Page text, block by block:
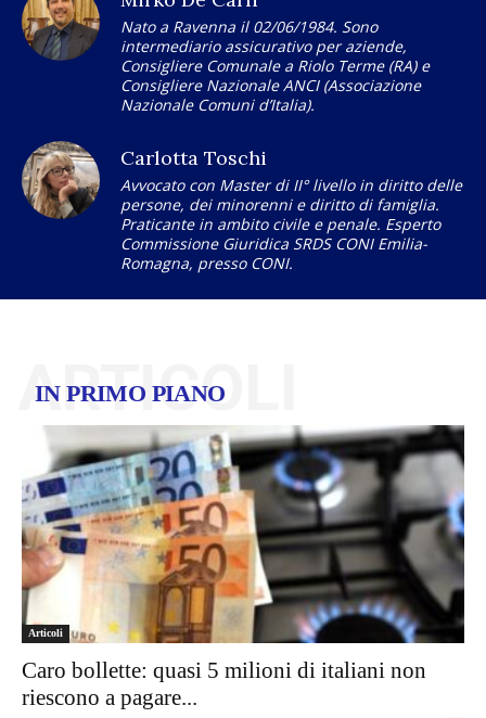
Nato a Ravenna il 02/06/1984. Sono
intermediario assicurativo per aziende,
Consigliere Comunale a Riolo Terme (RA) e
Consigliere Nazionale ANCI (Associazione
Nazionale Comuni d’Italia).
Carlotta Toschi
Avvocato con Master di II° livello in diritto delle
persone, dei minorenni e diritto di famiglia.
Praticante in ambito civile e penale. Esperto
Commissione Giuridica SRDS CONI Emilia-
Romagna, presso CONI.
IN PRIMO PIANO
ARTICOLI
Articoli
Caro bollette: quasi 5 milioni di italiani non
riescono a pagare...